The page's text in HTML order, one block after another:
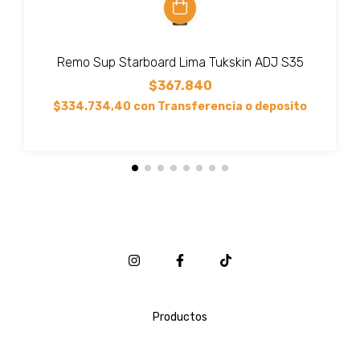
Remo Sup Starboard Lima Tukskin ADJ S35
$367.840
$334.734,40 con Transferencia o deposito
Productos